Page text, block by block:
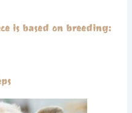
is based on breeding:​